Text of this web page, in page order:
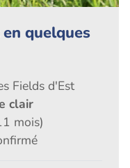
quelques
Fields d'Est
clair
mois)